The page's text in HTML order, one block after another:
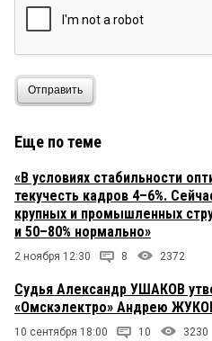
Отправить
Еще по теме
«В условиях стабильности
текучесть кадров 4–6%.
крупных и промышленных
и 50–80% нормально»
2 ноября 12:30 8 2372
Судья Александр УШАКОВ
«Омскэлектро» Андрею
10 сентября 18:00 10 3230